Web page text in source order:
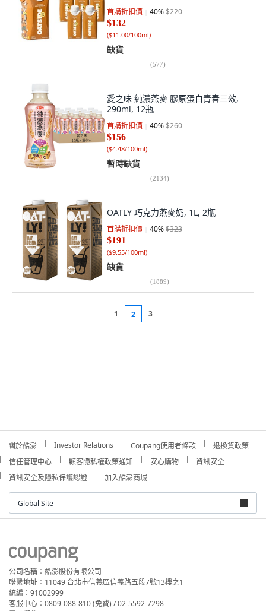
首購折扣價 40%$220
$132
($11.00/100ml)
缺貨
(577)
愛之味 純濃燕麥 膠原蛋白青春三效,
290ml, 12瓶
首購折扣價 40%$260
$156
($4.48/100ml)
暫時缺貨
(2134)
OATLY 巧克力燕麥奶, 1L, 2瓶
首購折扣價 40%$323
$191
($9.55/100ml)
缺貨
(1889)
1 2 3
關於酷澎 Investor Relations Coupang使用者條款
退換貨政策
信任管理中心
顧客隱私權政策通知 安心購物
資訊安全
資訊安全及隱私保護認證
加入酷澎商城
Global Site
公司名稱：酷澎股份有限公司
聯繫地址：11049 台北市信義區信義路五段7號13樓之1
統編：91002999
客服中心：0809-088-810 (免費) / 02-5592-7298